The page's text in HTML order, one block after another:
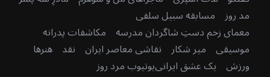
مد روز مسابقه سبیل سلفی
معمای زخم دستِ شاگردان مدرسه مکاشفات پدرانه
موسیقی میر شکار نقاشی معاصر ایران نقد هنرها
ورزش یک عشق ایرانییوتیوب مرد روز